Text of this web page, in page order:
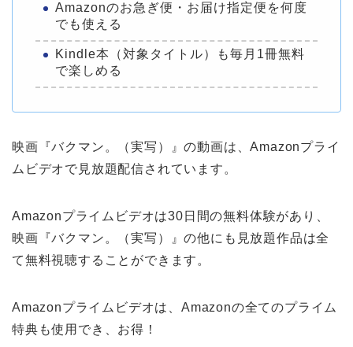
Amazonのお急ぎ便・お届け指定便を何度
でも使える
Kindle本（対象タイトル）も毎月1冊無料
で楽しめる
映画『バクマン。（実写）』の動画は、Amazonプライ
ムビデオで見放題配信されています。
Amazonプライムビデオは30日間の無料体験があり、
映画『バクマン。（実写）』の他にも見放題作品は全
て無料視聴することができます。
Amazonプライムビデオは、Amazonの全てのプライム
特典も使用でき、お得！